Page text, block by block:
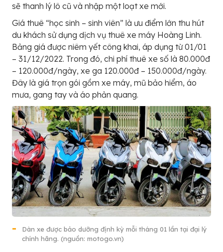
sẽ thanh lý lô cũ và nhập một loạt xe mới.
Giá thuê “học sinh – sinh viên” là ưu điểm lớn thu hút
du khách sử dụng dịch vụ thuê xe máy Hoàng Linh.
Bảng giá được niêm yết công khai, áp dụng từ 01/01
– 31/12/2022. Trong đó, chi phí thuê xe số là 80.000đ
– 120.000đ/ngày, xe ga 120.000đ – 150.000đ/ngày.
Đây là giá trọn gói gồm xe máy, mũ bảo hiểm, áo
mưa, gang tay và áo phản quang.
Dàn xe được bảo dưỡng định kỳ mỗi tháng 01 lần tại đại lý
chính hãng. (nguồn: motogo.vn)